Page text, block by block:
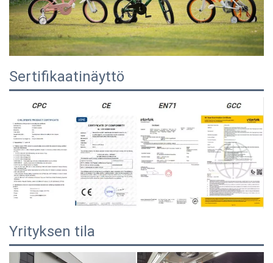
Sertifikaatinäyttö
Yrityksen tila